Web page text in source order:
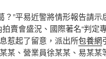
？”平易近警將情形報告請
賣會盛況、國際著名“判定
惹起了留意，派出所包養網
某、營業員徐某某、易某某